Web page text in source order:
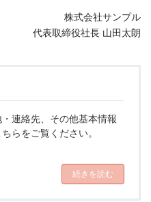
株式会社サンプル
代表取締役社長 山田太朗
連絡先、その他基本情報
らをご覧ください。
続きを読む